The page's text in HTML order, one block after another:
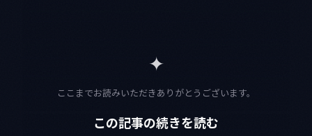
✦
ここまでお読みいただきありがとうございます。
この記事の続きを読む